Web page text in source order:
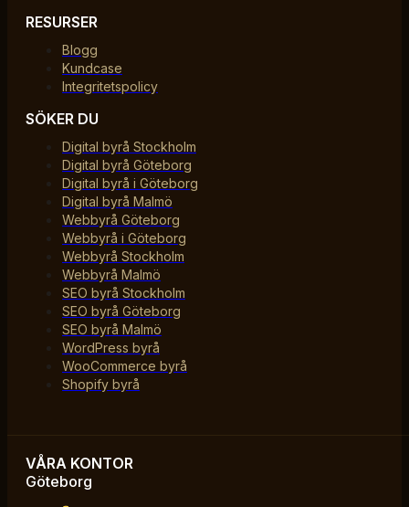
RESURSER
Blogg
Kundcase
Integritetspolicy
SÖKER DU
Digital byrå Stockholm
Digital byrå Göteborg
Digital byrå i Göteborg
Digital byrå Malmö
Webbyrå Göteborg
Webbyrå i Göteborg
Webbyrå Stockholm
Webbyrå Malmö
SEO byrå Stockholm
SEO byrå Göteborg
SEO byrå Malmö
WordPress byrå
WooCommerce byrå
Shopify byrå
VÅRA KONTOR
Göteborg